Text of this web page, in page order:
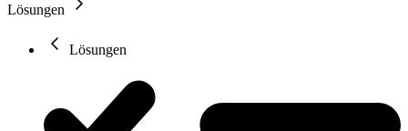
Lösungen
Lösungen